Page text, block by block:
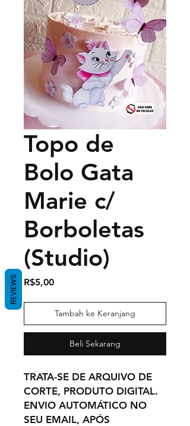
Topo de
Bolo Gata
Marie c/
Borboletas
(Studio)
R$5,00Harga
Tambah ke Keranjang
Beli Sekarang
TRATA-SE DE ARQUIVO DE
CORTE, PRODUTO DIGITAL.
ENVIO AUTOMÁTICO NO
SEU EMAIL, APÓS
REVIEWS